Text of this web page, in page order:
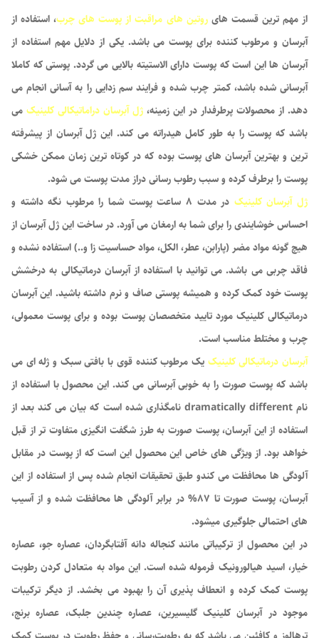
از مهم ترین قسمت هایروتین های مراقبت از پوست های چرب، استفاده از
آبرسان و مرطوب کننده برای پوست می باشد. یکی از دلایل مهم استفاده از
آبرسان ها این است که پوست دارای الاستیته بالایی می گردد. پوستی که کاملا
آبرسانی شده باشد، کمتر چرب شده و فرایند سم زدایی را به آسانی انجام می
دهد. از محصولات پرطرفدار در این زمینه، ژل آبرسان دراماتیکالی کلینیک می
باشد که پوست را به طور کامل هیدراته می کند. این ژل آبرسان از پیشرفته
ترین و بهترین آبرسان های پوست بوده که در کوتاه ترین زمان ممکن خشکی
پوست را برطرف کرده و سبب رطوب رسانی دراز مدت پوست می شود.
ژل آبرسان کلینیک
در مدت 8 ساعت پوست شما را مرطوب نگه داشته و
احساس خوشایندی را برای شما به ارمغان می آورد. در ساخت این ژل آبرسان از
هیچ گونه مواد مضر (پارابن، عطر، الکل، مواد حساسیت زا و..) استفاده نشده و
فاقد چربی می باشد. می توانید با استفاده از آبرسان درماتیکالی به درخشش
پوست خود کمک کرده و همیشه پوستی صاف و نرم داشته باشید. این آبرسان
درماتیکالی کلینیک مورد تایید متخصصان پوست بوده و برای پوست معمولی،
چرب و مختلط مناسب است.
آبرسان درماتیکالی کلینیک یک مرطوب کننده قوی با بافتی سبک و ژله ای می
باشد که پوست صورت را به خوبی آبرسانی می کند. این محصول با استفاده از
نام dramatically different نامگذاری شده است که بیان می کند بعد از
استفاده از این آبرسان، پوست صورت به طرز شگفت انگیزی متفاوت تر از قبل
خواهد بود. از ویژگی های خاص این محصول این است که از پوست در مقابل
آلودگی ها محافظت می کندو طبق تحقیقات انجام شده پس از استفاده از این
آبرسان، پوست صورت تا 87% در برابر آلودگی ها محافظت شده و از آسیب
های احتمالی جلوگیری میشود.
در این محصول از ترکیباتی مانند کنجاله دانه آفتابگردان، عصاره جو، عصاره
خیار، اسید هیالورونیک فرموله شده است. این مواد به متعادل کردن رطوبت
پوست کمک کرده و انعطاف پذیری آن را بهبود می بخشد. از دیگر ترکیبات
موجود در آبرسان کلینیک گلیسیرین، عصاره چندین جلبک، عصاره برنج،